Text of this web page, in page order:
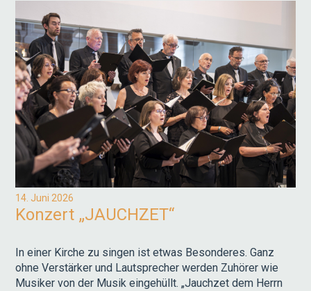
14. Juni 2026
Konzert „JAUCHZET“
In einer Kirche zu singen ist etwas Besonderes. Ganz
ohne Verstärker und Lautsprecher werden Zuhörer wie
Musiker von der Musik eingehüllt. „Jauchzet dem Herrn